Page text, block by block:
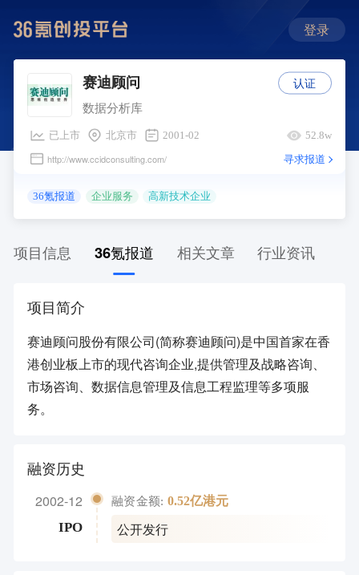
登录
赛迪顾问
数据分析库
已上市 北京市 2001-02 52.8w
http://www.ccidconsulting.com/ 寻求报道
36氪报道 企业服务 高新技术企业
认证
项目信息 36氪报道 相关文章 行业资讯
项目简介
赛迪顾问股份有限公司(简称赛迪顾问)是中国首家在香
港创业板上市的现代咨询企业,提供管理及战略咨询、
市场咨询、数据信息管理及信息工程监理等多项服
务。
融资历史
2002-12
IPO
融资金额: 0.52亿港元
公开发行